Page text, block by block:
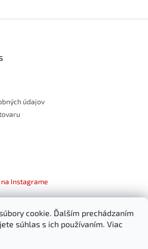
cookie. Ďalším prechádzaním
súhlas s ich používaním. Viac
údajov
Instagrame